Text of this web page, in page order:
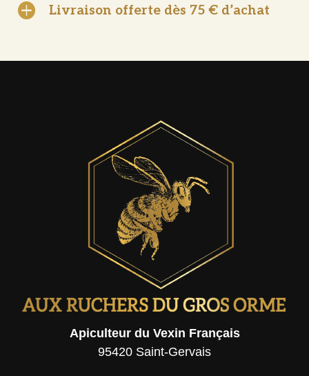
 Livraison offerte dès 75 € d’achat
Apiculteur du Vexin Français
95420 Saint-Gervais